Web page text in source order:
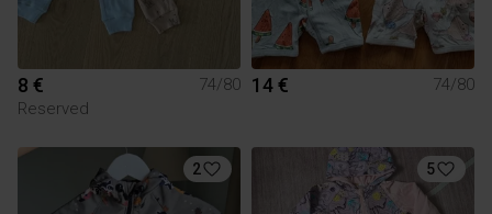
8 €
74/80
Reserved
14 € 74/80
2 5